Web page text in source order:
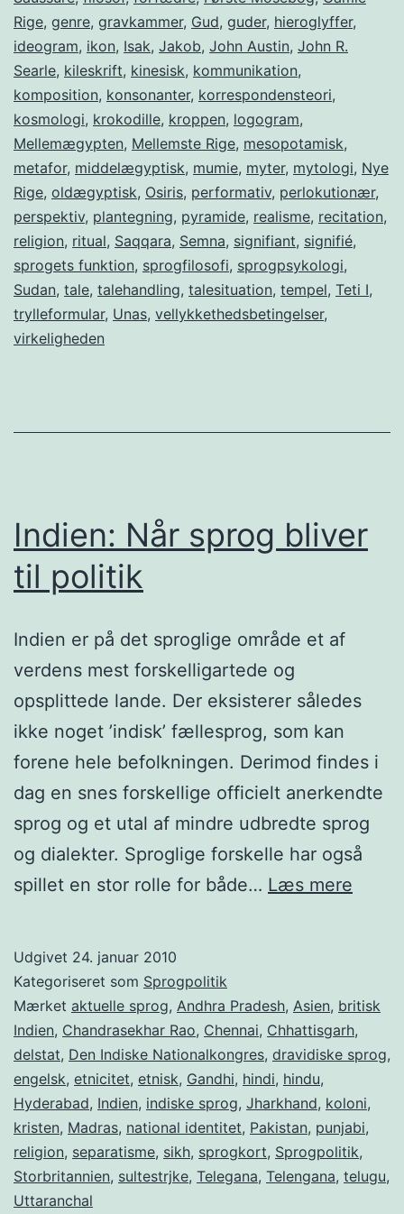
Rige, genre, gravkammer, Gud, guder, hieroglyffer,
ideogram, ikon, Isak, Jakob, John Austin, John R.
Searle, kileskrift, kinesisk, kommunikation,
komposition, konsonanter, korrespondensteori,
kosmologi, krokodille, kroppen, logogram,
Mellemægypten, Mellemste Rige, mesopotamisk,
metafor, middelægyptisk, mumie, myter, mytologi, Nye
Rige, oldægyptisk, Osiris, performativ, perlokutionær,
perspektiv, plantegning, pyramide, realisme, recitation,
religion, ritual, Saqqara, Semna, signifiant, signifié,
sprogets funktion, sprogfilosofi, sprogpsykologi,
Sudan, tale, talehandling, talesituation, tempel, Teti I,
trylleformular, Unas, vellykkethedsbetingelser,
virkeligheden
Indien: Når sprog bliver
til politik
Indien er på det sproglige område et af
verdens mest forskelligartede og
opsplittede lande. Der eksisterer således
ikke noget ’indisk’ fællesprog, som kan
forene hele befolkningen. Derimod findes i
dag en snes forskellige officielt anerkendte
sprog og et utal af mindre udbredte sprog
og dialekter. Sproglige forskelle har også
spillet en stor rolle for både… Læs mere
til
politik
Udgivet 24. januar 2010
Kategoriseret som Sprogpolitik
Mærket aktuelle sprog, Andhra Pradesh, Asien, britisk
Indien, Chandrasekhar Rao, Chennai, Chhattisgarh,
delstat, Den Indiske Nationalkongres, dravidiske sprog,
engelsk, etnicitet, etnisk, Gandhi, hindi, hindu,
Hyderabad, Indien, indiske sprog, Jharkhand, koloni,
kristen, Madras, national identitet, Pakistan, punjabi,
religion, separatisme, sikh, sprogkort, Sprogpolitik,
Storbritannien, sultestrjke, Telegana, Telengana, telugu,
Uttaranchal